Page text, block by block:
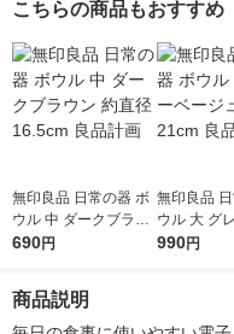
こちらの商品もおすすめ
無印良品 日常の器 ボ
ウル 中 ダークブラウ
ン 約直径16.5cm 良品
690円
無印良品
ウル 大 グ
ュ 約直径
990円
商品説明